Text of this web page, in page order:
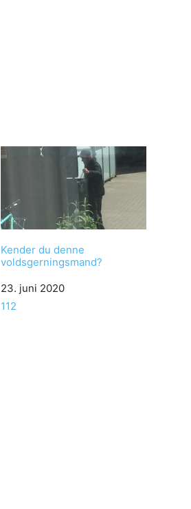
Kender du denne
voldsgerningsmand?
Date
23. juni 2020
In relation to
112